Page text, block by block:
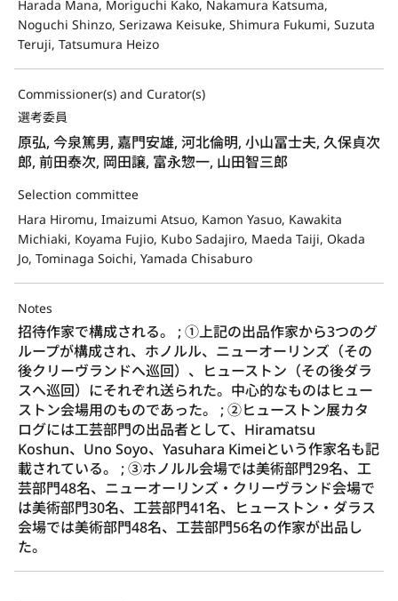
Harada Mana, Moriguchi Kako, Nakamura Katsuma,
Noguchi Shinzo, Serizawa Keisuke, Shimura Fukumi, Suzuta
Teruji, Tatsumura Heizo
Commissioner(s) and Curator(s)
選考委員
原弘, 今泉篤男, 嘉門安雄, 河北倫明, 小山冨士夫, 久保貞次
郎, 前田泰次, 岡田譲, 富永惣一, 山田智三郎
Selection committee
Hara Hiromu, Imaizumi Atsuo, Kamon Yasuo, Kawakita
Michiaki, Koyama Fujio, Kubo Sadajiro, Maeda Taiji, Okada
Jo, Tominaga Soichi, Yamada Chisaburo
Notes
招待作家で構成される。 ; ①上記の出品作家から3つのグ
ループが構成され、ホノルル、ニューオーリンズ（その
後クリーヴランドへ巡回）、ヒューストン（その後ダラ
スへ巡回）にそれぞれ送られた。中心的なものはヒュー
ストン会場用のものであった。 ; ②ヒューストン展カタ
ログには工芸部門の出品者として、Hiramatsu
Koshun、Uno Soyo、Yasuhara Kimeiという作家名も記
載されている。 ; ③ホノルル会場では美術部門29名、工
芸部門48名、ニューオーリンズ・クリーヴランド会場で
は美術部門30名、工芸部門41名、ヒューストン・ダラス
会場では美術部門48名、工芸部門56名の作家が出品し
た。